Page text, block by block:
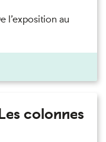
l’exposition au
colonnes